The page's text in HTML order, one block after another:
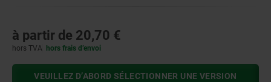
à partir de 20,70 €
hors TVA hors frais d’envoi
VEUILLEZ D’ABORD SÉLECTIONNER UNE VERSION